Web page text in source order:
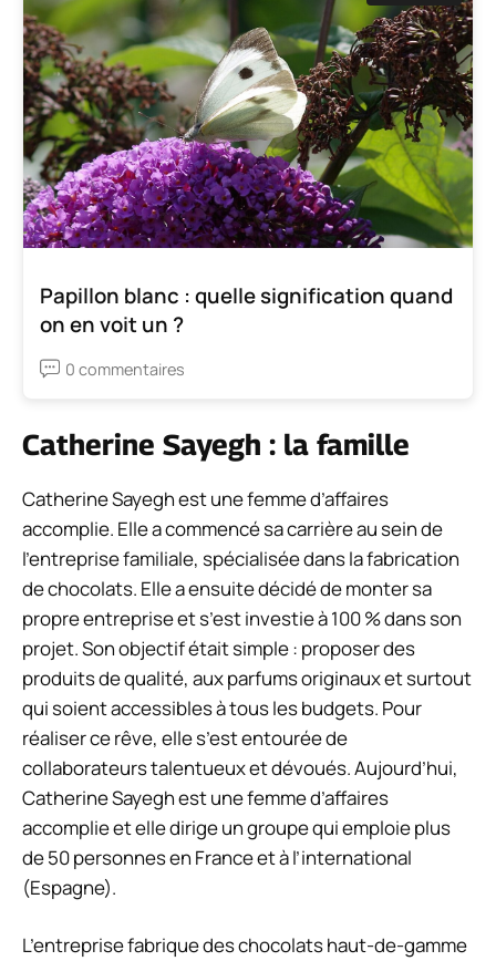
Papillon blanc : quelle signification quand
on en voit un ?
0 commentaires
Catherine Sayegh : la famille
Catherine Sayegh est une femme d’affaires
accomplie. Elle a commencé sa carrière au sein de
l’entreprise familiale, spécialisée dans la fabrication
de chocolats. Elle a ensuite décidé de monter sa
propre entreprise et s’est investie à 100 % dans son
projet. Son objectif était simple : proposer des
produits de qualité, aux parfums originaux et surtout
qui soient accessibles à tous les budgets. Pour
réaliser ce rêve, elle s’est entourée de
collaborateurs talentueux et dévoués. Aujourd’hui,
Catherine Sayegh est une femme d’affaires
accomplie et elle dirige un groupe qui emploie plus
de 50 personnes en France et à l’international
(Espagne).
L’entreprise fabrique des chocolats haut-de-gamme